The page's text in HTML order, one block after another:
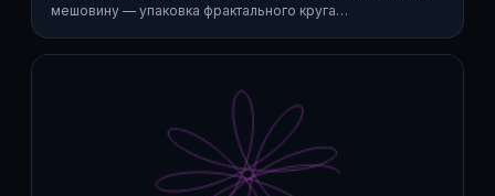
мешовину — упаковка фрактального круга…